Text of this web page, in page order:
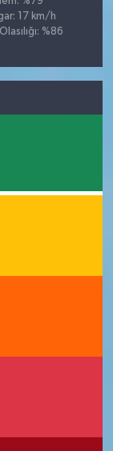
17 km/h
%86